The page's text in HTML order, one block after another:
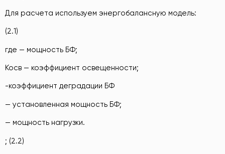
Для расчета используем энергобалансную модель:
(2.1)
где — мощность БФ;
Косв — коэффициент освещенности;
-коэффициент деградации БФ
— установленная мощность БФ;
— мощность нагрузки.
; (2.2)